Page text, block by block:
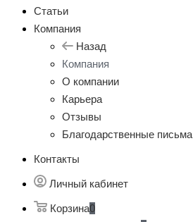
Статьи
Компания
Назад
Компания
О компании
Карьера
Отзывы
Благодарственные письма
Контакты
Личный кабинет
Корзина0